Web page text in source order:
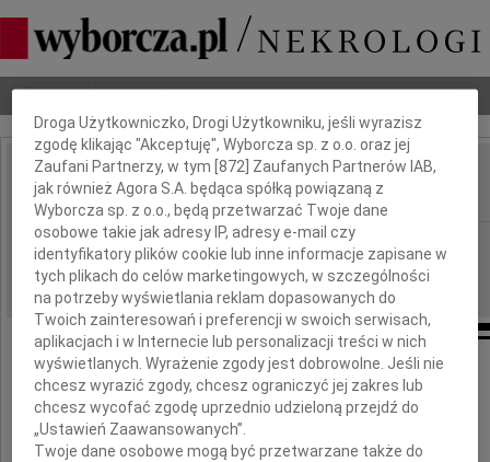
Nekrologi Odeszli Poradnik pogrzebowy
IMIĘ I NAZWISKO: Lech Święcicki
REGION: Warszawa
DATA EMISJI: 26.02.2010
Z głębokim żalem zawiadamiamy,
że w wieku 59 lat zmarł nagle
Dbamy o Twoją prywatność
Droga Użytkowniczko, Drogi Użytkowniku, jeśli wyrazisz
zgodę klikając "Akceptuję", Wyborcza sp. z o.o. oraz jej
Zaufani Partnerzy, w tym [872 ] Zaufanych Partnerów IAB,
jak również Agora S.A. będąca spółką powiązaną z
Wyborcza sp. z o.o., będą przetwarzać Twoje dane
osobowe takie jak adresy IP, adresy e-mail czy
identyfikatory plików cookie lub inne informacje zapisane w
tych plikach do celów marketingowych, w szczególności
na potrzeby wyświetlania reklam dopasowanych do
Twoich zainteresowań i preferencji w swoich serwisach,
aplikacjach i w Internecie lub personalizacji treści w nich
wyświetlanych. Wyrażenie zgody jest dobrowolne. Jeśli nie
chcesz wyrazić zgody, chcesz ograniczyć jej zakres lub
chcesz wycofać zgodę uprzednio udzieloną przejdź do
„Ustawień Zaawansowanych”.
Twoje dane osobowe mogą być przetwarzane także do